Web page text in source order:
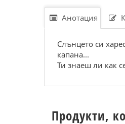
Анотация
Слънцето си
капана...
Ти знаеш ли как
Продукти,